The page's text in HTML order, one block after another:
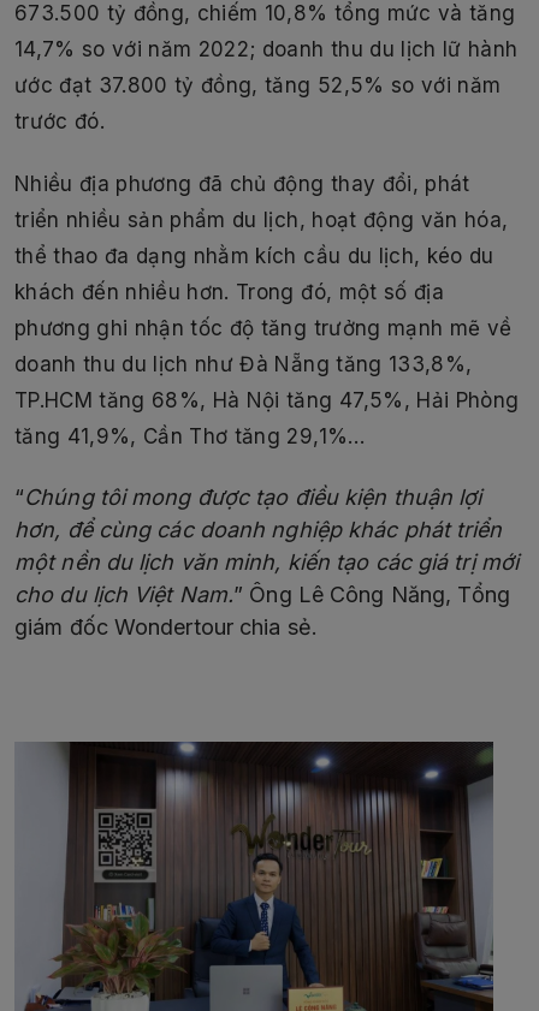
673.500 tỷ đồng, chiếm 10,8% tổng mức và tăng
14,7% so với năm 2022; doanh thu du lịch lữ hành
ước đạt 37.800 tỷ đồng, tăng 52,5% so với năm
trước đó.
Nhiều địa phương đã chủ động thay đổi, phát
triển nhiều sản phẩm du lịch, hoạt động văn hóa,
thể thao đa dạng nhằm kích cầu du lịch, kéo du
khách đến nhiều hơn. Trong đó, một số địa
phương ghi nhận tốc độ tăng trưởng mạnh mẽ về
doanh thu du lịch như Đà Nẵng tăng 133,8%,
TP.HCM tăng 68%, Hà Nội tăng 47,5%, Hải Phòng
tăng 41,9%, Cần Thơ tăng 29,1%…
“Chúng tôi mong được tạo điều kiện thuận lợi
hơn, để cùng các doanh nghiệp khác phát triển
một nền du lịch văn minh, kiến tạo các giá trị mới
cho du lịch Việt Nam.” Ông Lê Công Năng, Tổng
giám đốc Wondertour chia sẻ.